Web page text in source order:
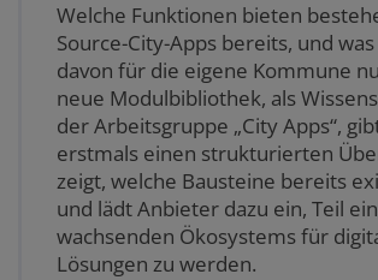
Welche Funktionen bieten
Source-City-Apps bereits, und
davon für die eigene Kommune
neue Modulbibliothek, als
der Arbeitsgruppe „City Apps“,
erstmals einen strukturierten
zeigt, welche Bausteine bereits
und lädt Anbieter dazu ein, Teil
wachsenden Ökosystems für
Lösungen zu werden.